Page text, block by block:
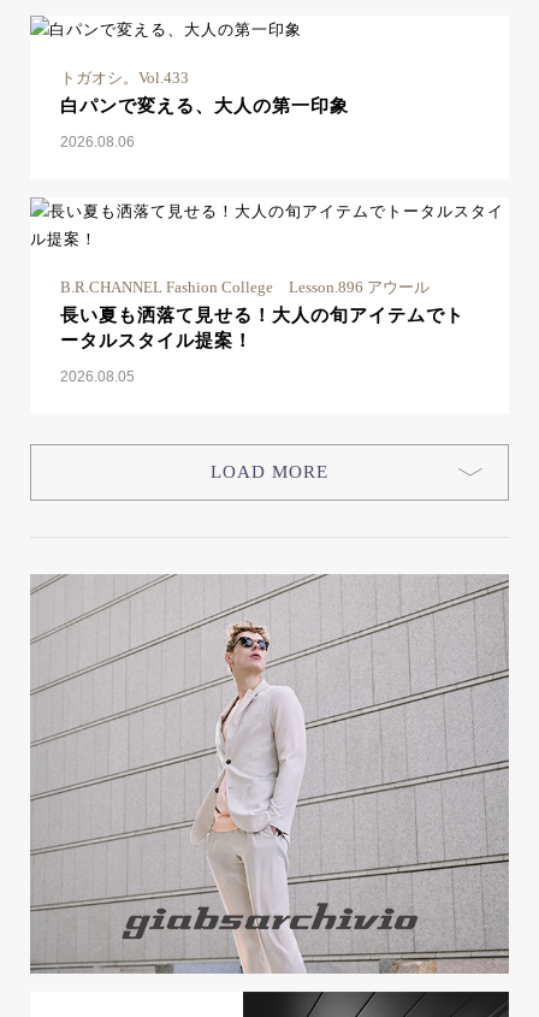
トガオシ。Vol.433
白パンで変える、大人の第一印象
2026.08.06
B.R.CHANNEL Fashion College Lesson.896 アウール
長い夏も洒落て見せる！大人の旬アイテムでト
ータルスタイル提案！
2026.08.05
LOAD MORE